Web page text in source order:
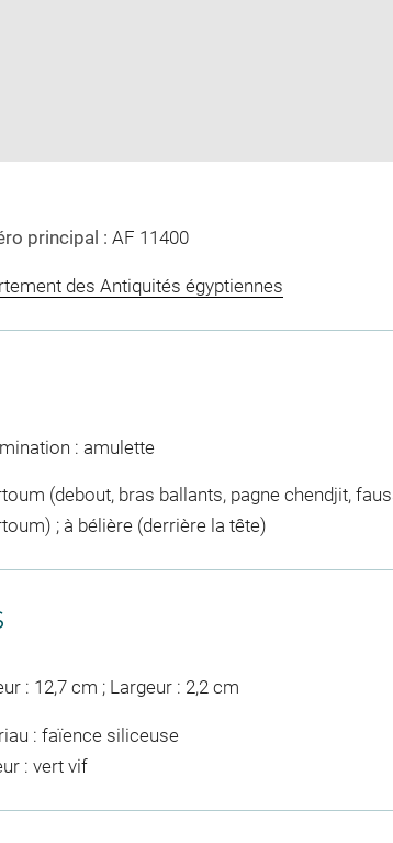
principal : AF 11400
des Antiquités égyptiennes
: amulette
(debout, bras ballants, pagne chendjit,
; à bélière (derrière la tête)
: 12,7 cm ; Largeur : 2,2 cm
: faïence siliceuse
: vert vif